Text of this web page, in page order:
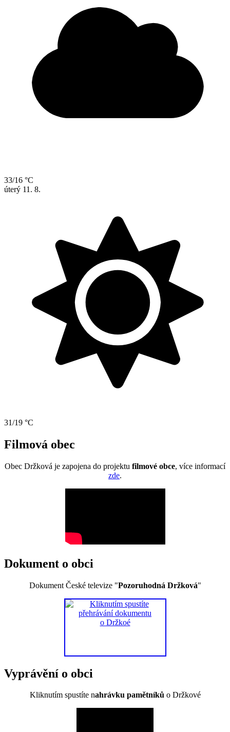
33/16 °C
úterý 11. 8.
31/19 °C
Filmová obec
Obec Držková je zapojena do projektu filmové obce, více informací
zde.
Dokument o obci
Dokument České televize "Pozoruhodná Držková"
Vyprávění o obci
Kliknutím spustíte nahrávku pamětníkůo Držkové